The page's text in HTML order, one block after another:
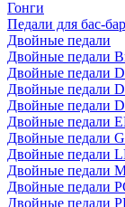
Гонги
Педали для бас-
Двойные педали
Двойные педали
Двойные педали
Двойные педали
Двойные педали
Двойные педали
Двойные педали
Двойные педали
Двойные педали
Двойные педали
Двойные педали